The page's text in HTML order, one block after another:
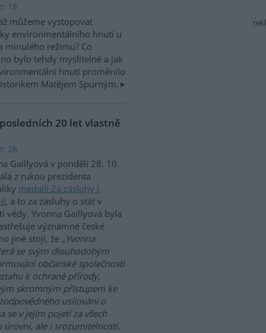
18
můžeme vystopovat
environmentálního hnutí u
minulého režimu? Co
bylo tehdy myslitelné a jak
hnutí proměnilo
Matějem Spurným.
20 let vlastně
28
Gaillyová v pondělí 28. 10.
z rukou prezidenta
medaili Za zásluhy I.
, a to za zásluhy o stát v
vědy. Yvonna Gaillyová byla
významné české
jiné stojí, že „ Yvonna
se svým dlouhodobým
občanské společnosti
k ochraně přírody,
skromným přístupem ke
usilování o
se v jejím pojetí za všech
úrovní, ale i srozumitelností,